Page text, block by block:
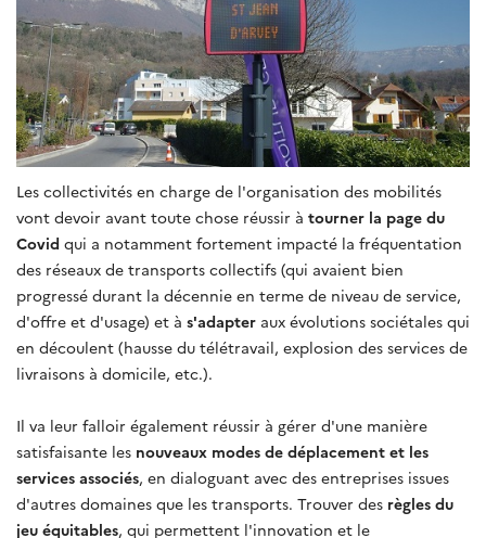
Les collectivités en charge de l'organisation des mobilités
vont devoir avant toute chose réussir à tourner la page du
Covid qui a notamment fortement impacté la fréquentation
des réseaux de transports collectifs (qui avaient bien
progressé durant la décennie en terme de niveau de service,
d'offre et d'usage) et à s'adapter aux évolutions sociétales qui
en découlent (hausse du télétravail, explosion des services de
livraisons à domicile, etc.).
Il va leur falloir également réussir à gérer d'une manière
satisfaisante les nouveaux modes de déplacement et les
services associés, en dialoguant avec des entreprises issues
d'autres domaines que les transports. Trouver des règles du
jeu équitables, qui permettent l'innovation et le